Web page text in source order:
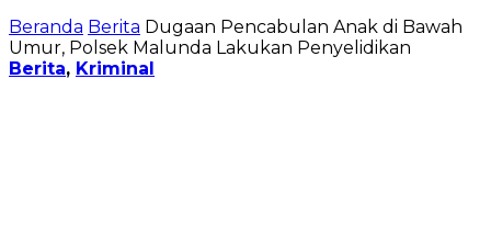
Beranda Berita Dugaan Pencabulan Anak di Bawah
Umur, Polsek Malunda Lakukan Penyelidikan
Berita, Kriminal